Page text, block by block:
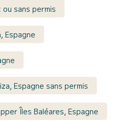
sans permis
Espagne
Espagne sans permis
Îles Baléares, Espagne